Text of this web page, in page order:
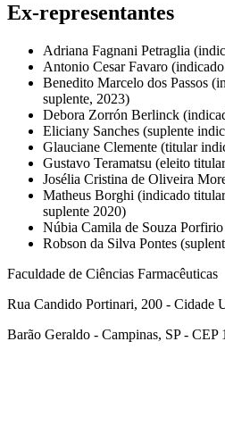
Ex-representantes
Adriana Fagnani Petraglia
Antonio Cesar Favaro
Benedito Marcelo dos Passos
suplente, 2023)
Debora Zorrón Berlinck
Eliciany Sanches (suplente
Glauciane Clemente (titular
Gustavo Teramatsu (eleito
Josélia Cristina de Oliveira
Matheus Borghi (indicado
suplente 2020)
Núbia Camila de Souza
Robson da Silva Pontes
Faculdade de Ciências Farmacêuticas
Rua Candido Portinari, 200 - Cidade
Barão Geraldo - Campinas, SP - CEP